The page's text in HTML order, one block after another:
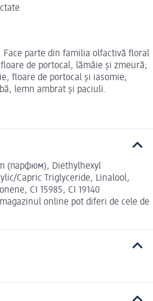
parte din familia olfactivă floral
de portocal, lămâie și zmeură;
floare de portocal și iasomie;
lemn ambrat și paciuli.
(парфюм), Diethylhexyl
Capric Triglyceride, Linalool,
CI 15985, CI 19140
online pot diferi de cele de